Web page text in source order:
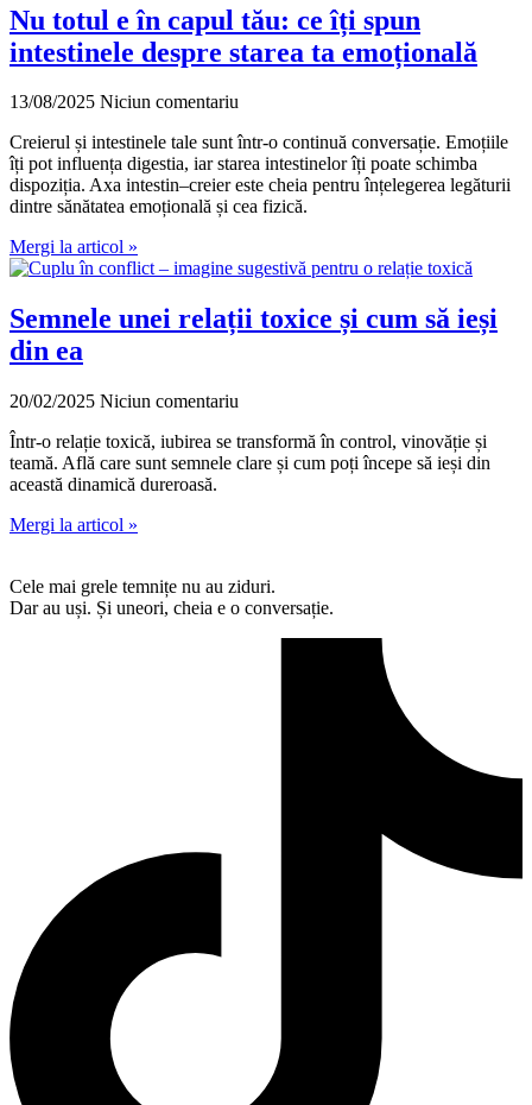
Nu totul e în capul tău: ce îți spun
intestinele despre starea ta emoțională
13/08/2025 Niciun comentariu
Creierul și intestinele tale sunt într-o continuă conversație. Emoțiile
îți pot influența digestia, iar starea intestinelor îți poate schimba
dispoziția. Axa intestin–creier este cheia pentru înțelegerea legăturii
dintre sănătatea emoțională și cea fizică.
Mergi la articol »
Semnele unei relații toxice și cum să ieși
din ea
20/02/2025 Niciun comentariu
Într-o relație toxică, iubirea se transformă în control, vinovăție și
teamă. Află care sunt semnele clare și cum poți începe să ieși din
această dinamică dureroasă.
Mergi la articol »
Cele mai grele temnițe nu au ziduri.
Dar au uși. Și uneori, cheia e o conversație.